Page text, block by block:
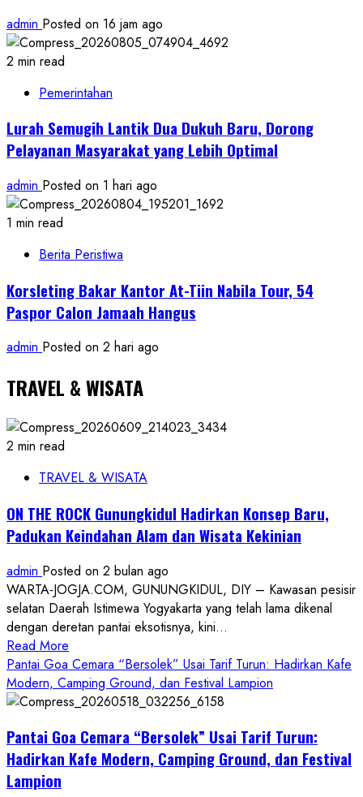
admin Posted on 16 jam ago
2 min read
Pemerintahan
Lurah Semugih Lantik Dua Dukuh Baru, Dorong
Pelayanan Masyarakat yang Lebih Optimal
admin Posted on 1 hari ago
1 min read
Berita Peristiwa
Korsleting Bakar Kantor At-Tiin Nabila Tour, 54
Paspor Calon Jamaah Hangus
admin Posted on 2 hari ago
TRAVEL & WISATA
2 min read
TRAVEL & WISATA
ON THE ROCK Gunungkidul Hadirkan Konsep Baru,
Padukan Keindahan Alam dan Wisata Kekinian
admin Posted on 2 bulan ago
WARTA-JOGJA.COM, GUNUNGKIDUL, DIY – Kawasan pesisir
selatan Daerah Istimewa Yogyakarta yang telah lama dikenal
dengan deretan pantai eksotisnya, kini...
Read More
more
about
ON
ROCK
Gunungkidul
Pantai Goa Cemara “Bersolek” Usai Tarif Turun: Hadirkan Kafe
Modern, Camping Ground, dan Festival Lampion
Pantai Goa Cemara “Bersolek” Usai Tarif Turun:
Hadirkan Kafe Modern, Camping Ground, dan Festival
Lampion